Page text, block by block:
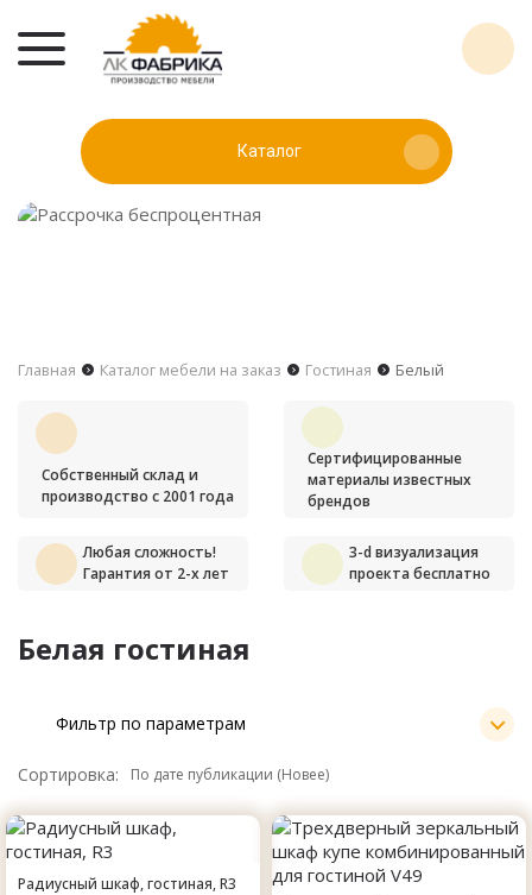
Каталог
Главная Каталог мебели на заказ Гостиная Белый
Собственный склад и
производство с 2001 года
Сертифицированные
материалы известных
брендов
Любая сложность!
Гарантия от 2-х лет
3-d визуализация
проекта бесплатно
Белая гостиная
Фильтр по параметрам
Сортировка:
Радиусный шкаф, гостиная, R3